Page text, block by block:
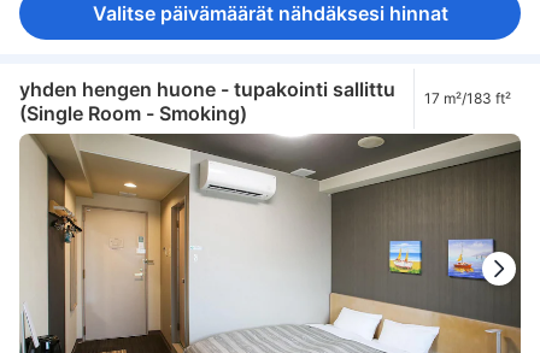
Valitse päivämäärät nähdäksesi hinnat
yhden hengen huone - tupakointi sallittu
(Single Room - Smoking)
17 m²/183 ft²